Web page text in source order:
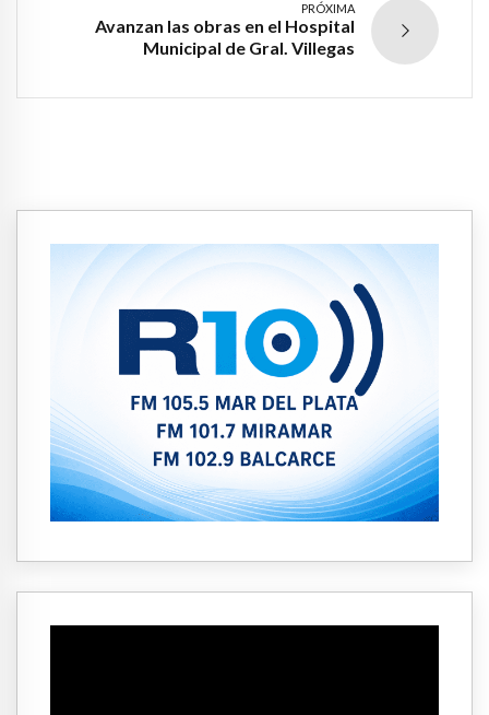
PRÓXIMA
Avanzan las obras en el Hospital
Municipal de Gral. Villegas